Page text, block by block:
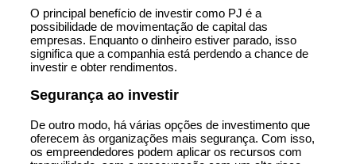
O principal benefício de investir como PJ é a
possibilidade de movimentação de capital das
empresas. Enquanto o dinheiro estiver parado, isso
significa que a companhia está perdendo a chance de
investir e obter rendimentos.
Segurança ao investir
De outro modo, há várias opções de investimento que
oferecem às organizações mais segurança. Com isso,
os empreendedores podem aplicar os recursos com